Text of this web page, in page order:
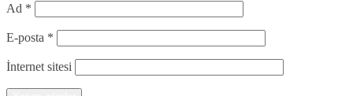
Ad *
E-posta *
İnternet sitesi